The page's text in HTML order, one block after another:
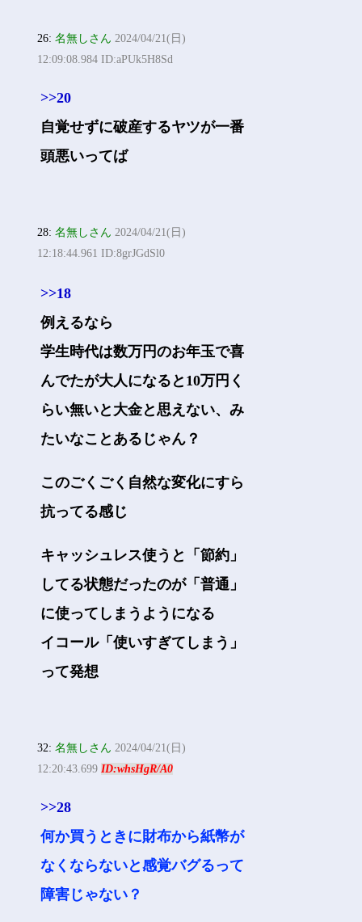
26:名無しさん 2024/04/21(日)
12:09:08.984 ID:aPUk5H8Sd
>>20
自覚せずに破産するヤツが一番
頭悪いってば
28:名無しさん 2024/04/21(日)
12:18:44.961 ID:8grJGdSl0
>>18
例えるなら
学生時代は数万円のお年玉で喜
んでたが大人になると10万円く
らい無いと大金と思えない、み
たいなことあるじゃん？
このごくごく自然な変化にすら
抗ってる感じ
キャッシュレス使うと「節約」
してる状態だったのが「普通」
に使ってしまうようになる
イコール「使いすぎてしまう」
って発想
32:名無しさん 2024/04/21(日)
12:20:43.699ID:whsHgR/A0
>>28
何か買うときに財布から紙幣が
なくならないと感覚バグるって
障害じゃない？